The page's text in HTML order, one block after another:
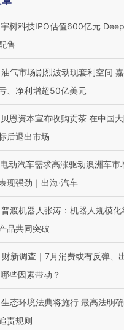
宇树科技IPO估值600亿元
售
油气市场剧烈波动现套利空间
、净利增超50亿美元
贝恩资本宣布收购贡茶 在中国
后退出市场
电动汽车需求高涨驱动澳洲车市
现强劲｜出海·汽车
普渡机器人张涛：机器人规模化
品共同突破
财新调查｜7月消费或有反弹、
些因素带动？
生态环境法典将施行 最高法明
责规则